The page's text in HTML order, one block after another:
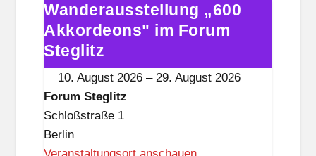
t
e
g
l
i
t
z
Wanderausstellung
„600
Akkordeons"
im
Forum
Steglitz
Wanderausstellung „600
Akkordeons" im Forum
Steglitz
10. August 2026 –29. August 2026
Forum Steglitz
Schloßstraße 1
Berlin